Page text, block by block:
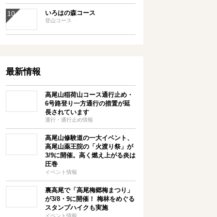
いろはの森コース
登山コース
最新情報
高尾山稲荷山コース通行止め・
6号路登り一方通行の措置が延
長されています
運行・通行止め情報
高尾山修験道の一大イベント、
高尾山薬王院の「火渡り祭」が
3/9に開催。高く燃え上がる炎は
圧巻
イベント情報
裏高尾で「高尾梅郷梅まつり」
が3/8・9に開催！ 梅林をめぐる
スタンプハイクも実施
イベント情報